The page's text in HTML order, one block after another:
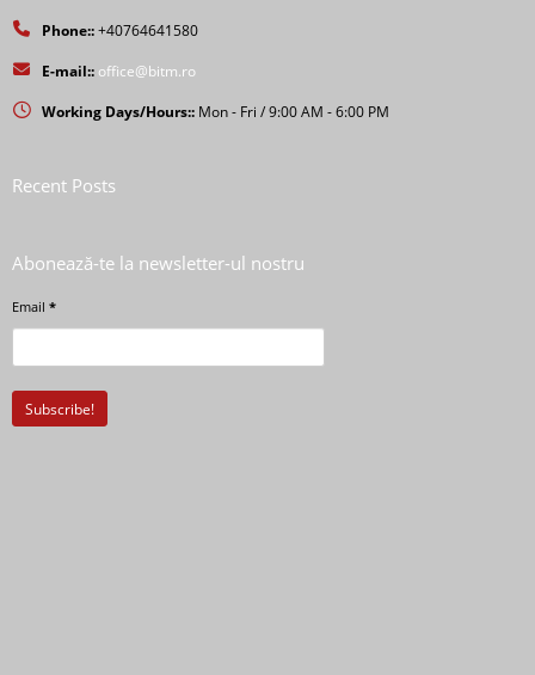
Phone::+40764641580
E-mail:: office@bitm.ro
Working Days/Hours:: Mon - Fri / 9:00 AM - 6:00 PM
Recent Posts
Abonează-te la newsletter-ul nostru
Email *